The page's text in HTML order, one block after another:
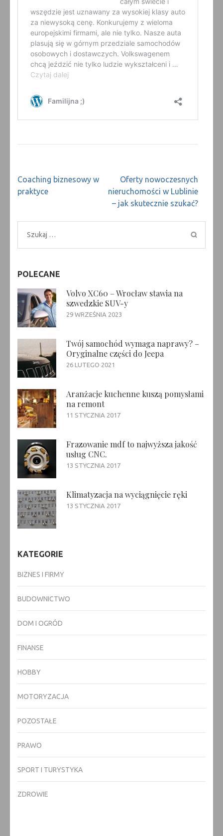
Nawigacja
wpisu
Coaching biznesowy w
praktyce
Oferty nowoczesnych
nieruchomości w Lublinie
– jak skutecznie szukać?
Szukaj:
POLECANE
Volvo XC60 – Wrocław stawia na
szwedzkie SUV-y
29 WRZEŚNIA 2023
Twój samochód wymaga naprawy? –
Oryginalne części do Jeepa
26 LUTEGO 2021
Aranżacje kuchenne kuszą pomysłami
na remont
11 STYCZNIA 2017
Frazowanie mdf to najwyższa jakość
usług CNC.
13 STYCZNIA 2017
Klimatyzacja na wyciągnięcie ręki
13 STYCZNIA 2017
KATEGORIE
BIZNES I FIRMY
BUDOWNICTWO
DOM I OGRÓD
FINANSE
HOBBY
MOTORYZACJA
POZOSTAŁE
PRAWO
SPORT I TURYSTYKA
ZDROWIE